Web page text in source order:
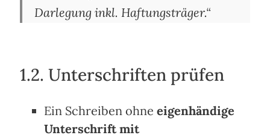
Darlegung inkl. Haftungsträger.“
1.2. Unterschriften prüfen
Ein Schreiben ohneeigenhändige
Unterschrift mit